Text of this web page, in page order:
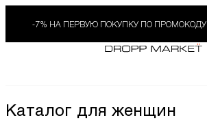
-7% НА ПЕРВУЮ ПОКУПКУ ПО ПРОМОКОДУ
Каталог для женщин